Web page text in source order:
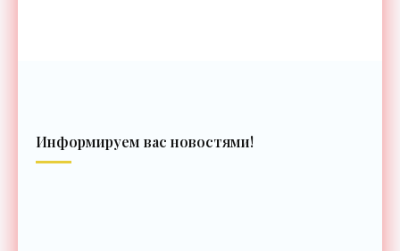
Информируем вас новостями!